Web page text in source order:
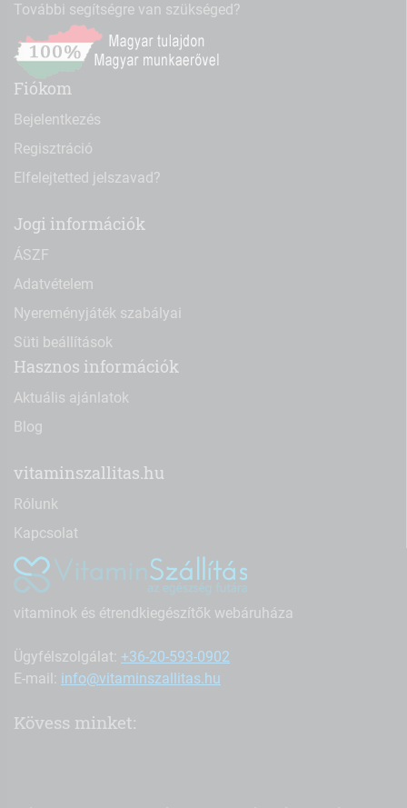
További segítségre van szükséged?
Fiókom
Bejelentkezés
Regisztráció
Elfelejtetted jelszavad?
Jogi információk
ÁSZF
Adatvételem
Nyereményjáték szabályai
Süti beállítások
Hasznos információk
Aktuális ajánlatok
Blog
vitaminszallitas.hu
Rólunk
Kapcsolat
vitaminok és étrendkiegészítők webáruháza
Ügyfélszolgálat: +36-20-593-0902
E-mail: info@vitaminszallitas.hu
Kövess minket: